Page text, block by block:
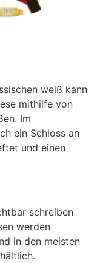
weiß kann
mithilfe von
Im
ein Schloss an
und einen
schreiben
werden
in den meisten